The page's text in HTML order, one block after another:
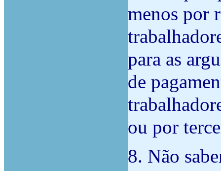
menos por
para as
de
ou por
8. Não